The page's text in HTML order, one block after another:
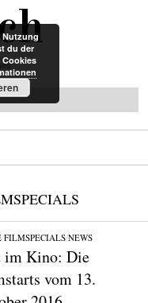
/FILMSPECIALS/NEWS
im Kino: Die
vom 13.
Nutzung
du der